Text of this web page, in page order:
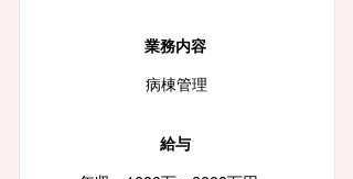
業務内容
病棟管理
給与